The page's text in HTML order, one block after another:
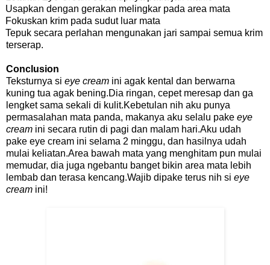
Usapkan dengan gerakan melingkar pada area mata
Fokuskan krim pada sudut luar mata
Tepuk secara perlahan mengunakan jari sampai semua krim
terserap.
Conclusion
Teksturnya si eye cream ini agak kental dan berwarna
kuning tua agak bening.Dia ringan, cepet meresap dan ga
lengket sama sekali di kulit.Kebetulan nih aku punya
permasalahan mata panda, makanya aku selalu pake eye
cream ini secara rutin di pagi dan malam hari.Aku udah
pake eye cream ini selama 2 minggu, dan hasilnya udah
mulai keliatan.Area bawah mata yang menghitam pun mulai
memudar, dia juga ngebantu banget bikin area mata lebih
lembab dan terasa kencang.Wajib dipake terus nih si eye
cream ini!